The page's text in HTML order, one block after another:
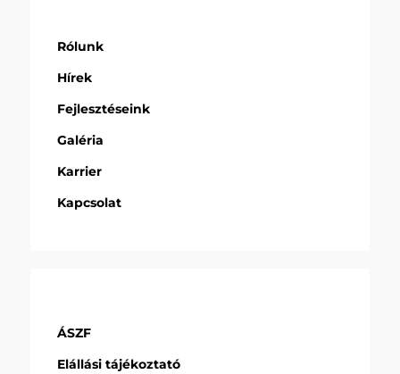
Rólunk
Hírek
Fejlesztéseink
Galéria
Karrier
Kapcsolat
ÁSZF
Elállási tájékoztató